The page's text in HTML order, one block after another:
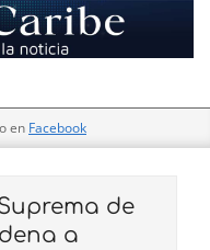
en Facebook
de
a